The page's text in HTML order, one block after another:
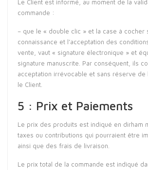
Le Client est informé, au moment de la
commande :
– que le « double clic » et la case à cocher
connaissance et l’acceptation des
vente, vaut « signature électronique » et
signature manuscrite. Par conséquent, ils
acceptation irrévocable et sans réserve de
le Client.
5 : Prix et Paiements
Le prix des produits est indiqué en dirham
taxes ou contributions qui pourraient être
ainsi que des frais de livraison.
Le prix total de la commande est indiqué